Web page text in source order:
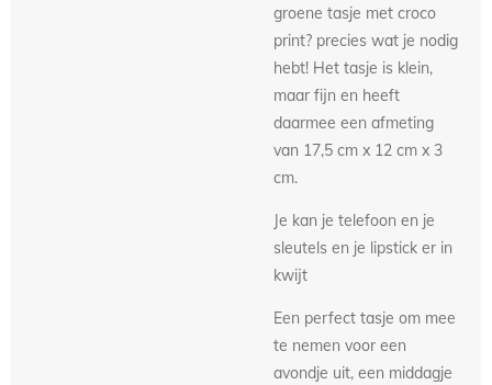
groene tasje met croco
print? precies wat je nodig
hebt! Het tasje is klein,
maar fijn en heeft
daarmee een afmeting
van 17,5 cm x 12 cm x 3
cm.
Je kan je telefoon en je
sleutels en je lipstick er in
kwijt
Een perfect tasje om mee
te nemen voor een
avondje uit, een middagje